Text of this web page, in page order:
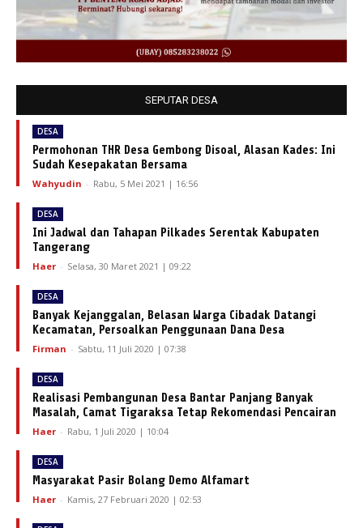
SEPUTAR DESA
DESA
Permohonan THR Desa Gembong Disoal, Alasan Kades: Ini
Sudah Kesepakatan Bersama
Wahyudin - Rabu, 5 Mei 2021 | 16:56
DESA
Ini Jadwal dan Tahapan Pilkades Serentak Kabupaten
Tangerang
Haer - Selasa, 30 Maret 2021 | 09:22
DESA
Banyak Kejanggalan, Belasan Warga Cibadak Datangi
Kecamatan, Persoalkan Penggunaan Dana Desa
Firman - Sabtu, 11 Juli 2020 | 07:38
DESA
Realisasi Pembangunan Desa Bantar Panjang Banyak
Masalah, Camat Tigaraksa Tetap Rekomendasi Pencairan
Haer - Rabu, 1 Juli 2020 | 10:04
DESA
Masyarakat Pasir Bolang Demo Alfamart
Haer - Kamis, 27 Februari 2020 | 02:53